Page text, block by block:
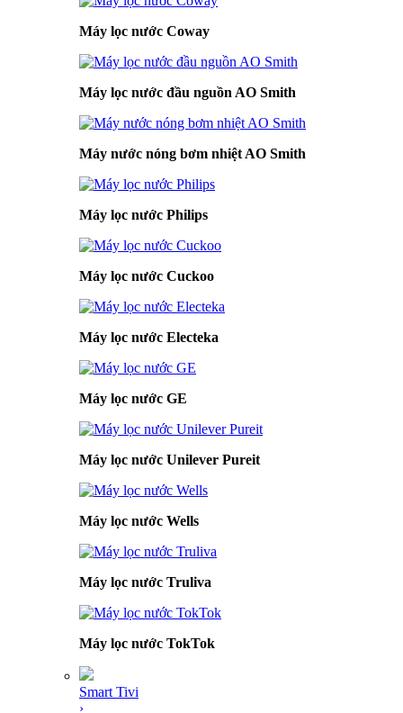
Máy lọc nước Coway
Máy lọc nước đầu nguồn AO Smith
Máy nước nóng bơm nhiệt AO Smith
Máy lọc nước Philips
Máy lọc nước Cuckoo
Máy lọc nước Electeka
Máy lọc nước GE
Máy lọc nước Unilever Pureit
Máy lọc nước Wells
Máy lọc nước Truliva
Máy lọc nước TokTok
Smart Tivi
›